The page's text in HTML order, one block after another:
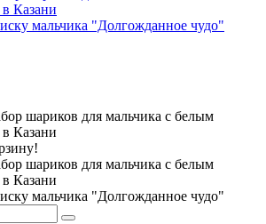
мальчика "Долгожданное чудо"
мальчика "Долгожданное чудо"